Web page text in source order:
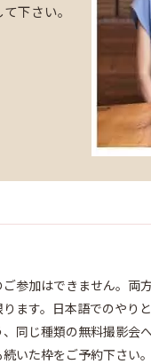
下さい。
参加はできません。両
ます。日本語でのやり
同じ種類の無料撮影会
いた枠をご予約下さい。